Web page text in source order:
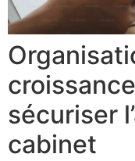
sécuriser
cabinet